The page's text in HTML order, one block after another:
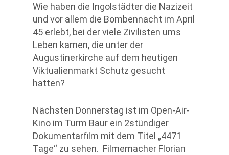
Wie haben die Ingolstädter die Nazizeit
und vor allem die Bombennacht im April
45 erlebt, bei der viele Zivilisten ums
Leben kamen, die unter der
Augustinerkirche auf dem heutigen
Viktualienmarkt Schutz gesucht
hatten?
Nächsten Donnerstag ist im Open-Air-
Kino im Turm Baur ein 2stündiger
Dokumentarfilm mit dem Titel „4471
Tage“ zu sehen. Filmemacher Florian